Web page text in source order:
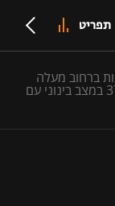
תפריט
ברחוב מעלה
קק"ל בטבריה. פונה למרכז רפואי צפון גבר בן 37 במצב בינוני עם